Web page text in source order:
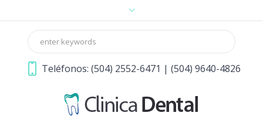
Teléfonos: (504) 2552-6471 | (504) 9640-4826